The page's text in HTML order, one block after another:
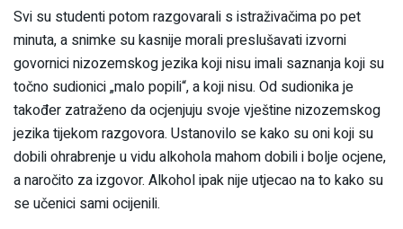
Svi su studenti potom razgovarali s istraživačima po pet
minuta, a snimke su kasnije morali preslušavati izvorni
govornici nizozemskog jezika koji nisu imali saznanja koji su
točno sudionici „malo popili“, a koji nisu. Od sudionika je
također zatraženo da ocjenjuju svoje vještine nizozemskog
jezika tijekom razgovora. Ustanovilo se kako su oni koji su
dobili ohrabrenje u vidu alkohola mahom dobili i bolje ocjene,
a naročito za izgovor. Alkohol ipak nije utjecao na to kako su
se učenici sami ocijenili.